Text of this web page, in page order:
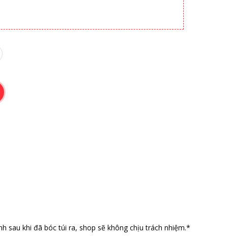
sau khi đã bóc túi ra, shop sẽ không chịu trách nhiệm.*